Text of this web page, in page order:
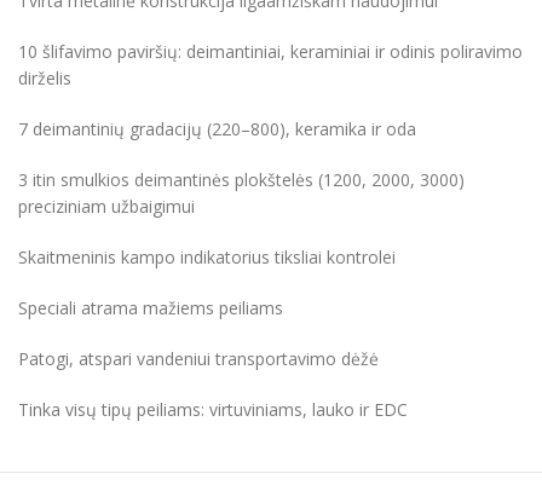
10 šlifavimo paviršių: deimantiniai, keraminiai ir odinis poliravimo
dirželis
7 deimantinių gradacijų (220–800), keramika ir oda
3 itin smulkios deimantinės plokštelės (1200, 2000, 3000)
preciziniam užbaigimui
Skaitmeninis kampo indikatorius tiksliai kontrolei
Speciali atrama mažiems peiliams
Patogi, atspari vandeniui transportavimo dėžė
Tinka visų tipų peiliams: virtuviniams, lauko ir EDC